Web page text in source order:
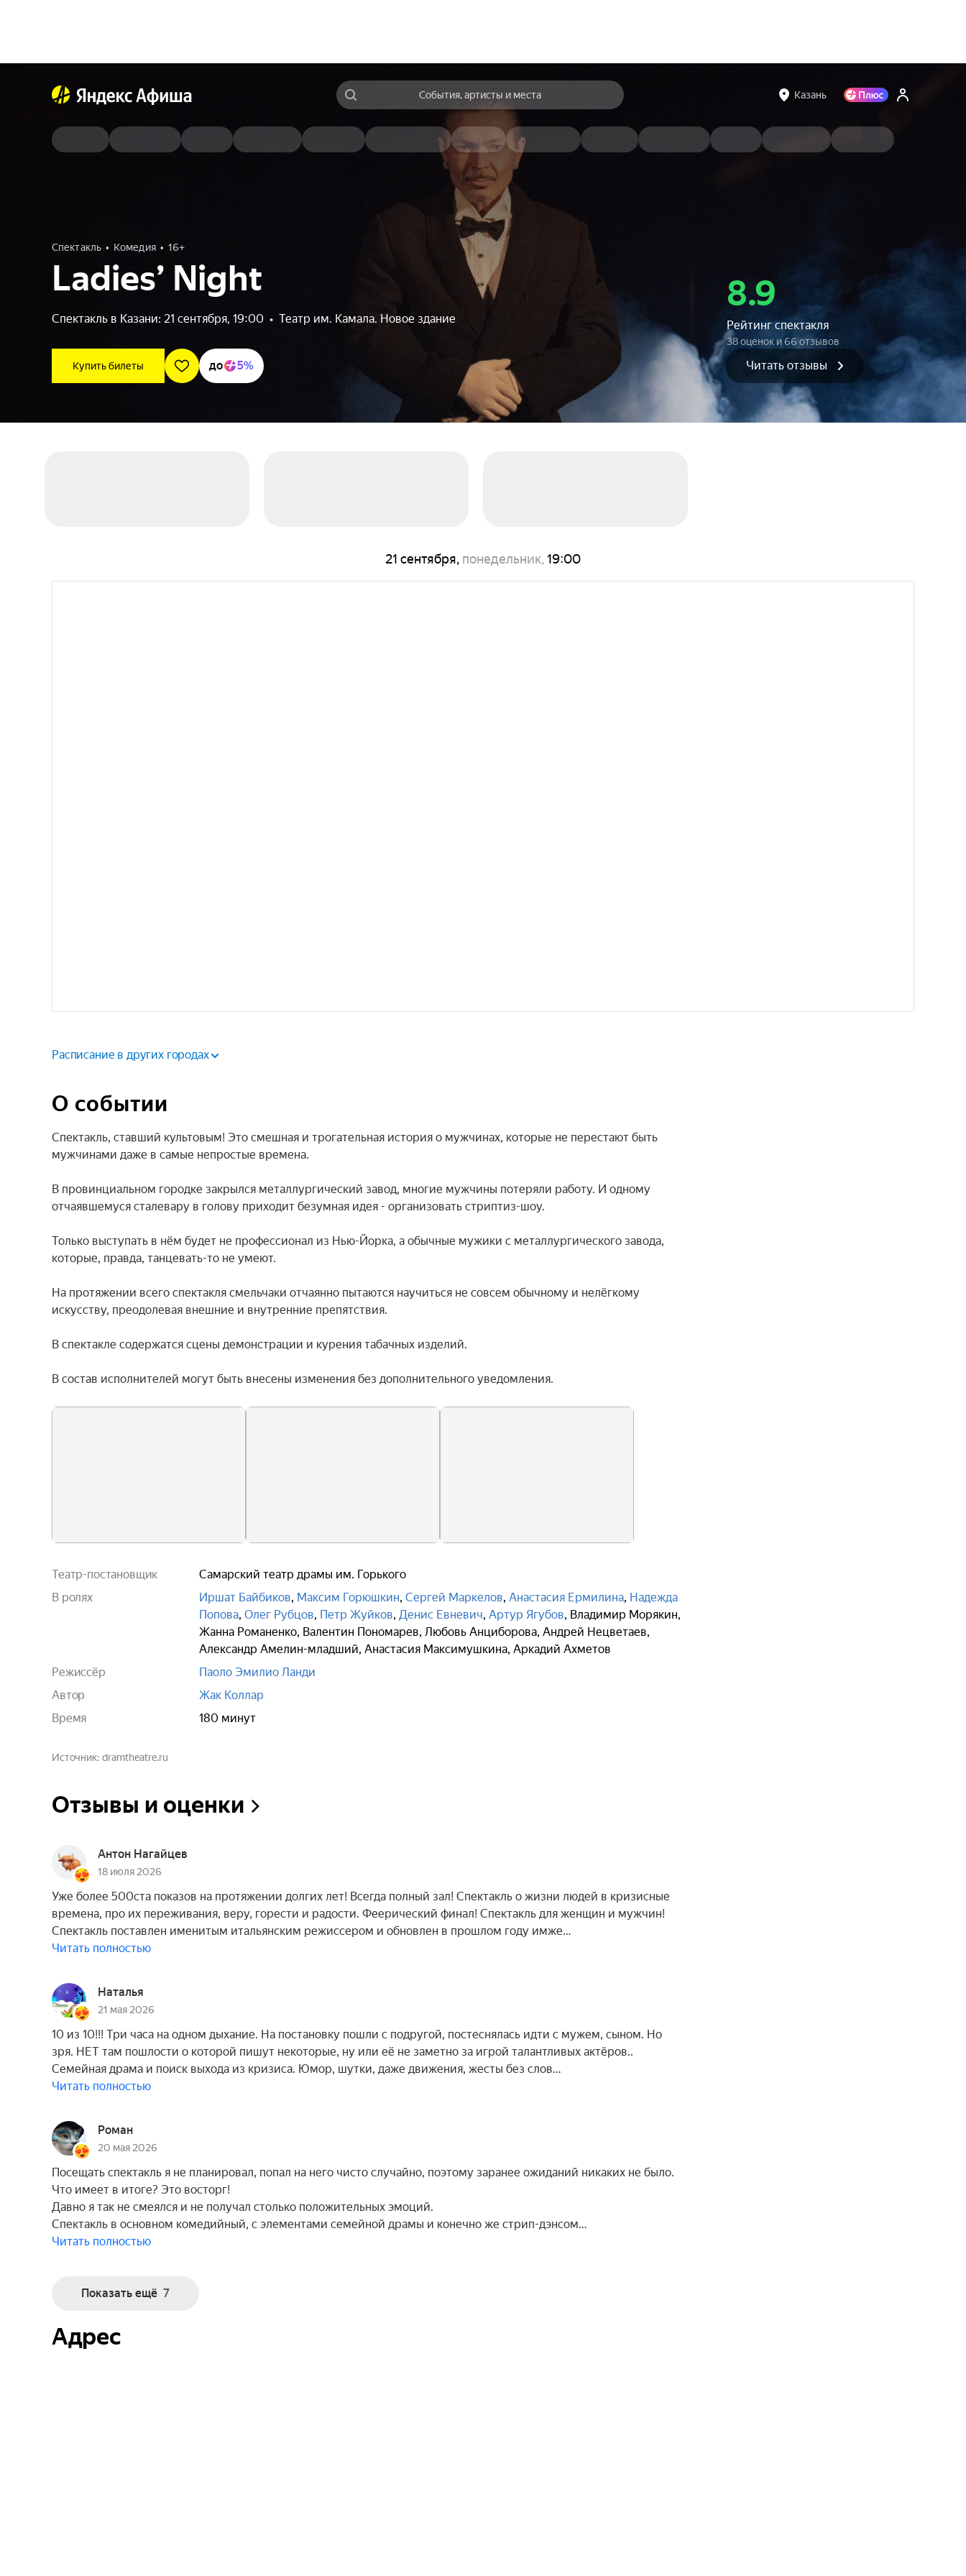
События, артисты и места Казань
Спектакль Комедия 16+
Ladies’ Night
Спектакль в Казани: 21 сентября, 19:00 • Театр им. Камала. Новое здание
Купить билеты до 5%
8.9
Рейтинг спектакля
38 оценок и 66 отзывов
Читать отзывы
21 сентября, понедельник, 19:00
Расписание в других городах
О событии
Спектакль, ставший культовым! Это смешная и трогательная история о мужчинах, которые не перестают быть
мужчинами даже в самые непростые времена.
В провинциальном городке закрылся металлургический завод, многие мужчины потеряли работу. И одному
отчаявшемуся сталевару в голову приходит безумная идея - организовать стриптиз-шоу.
Только выступать в нём будет не профессионал из Нью-Йорка, а обычные мужики с металлургического завода,
которые, правда, танцевать-то не умеют.
На протяжении всего спектакля смельчаки отчаянно пытаются научиться не совсем обычному и нелёгкому
искусству, преодолевая внешние и внутренние препятствия.
В спектакле содержатся сцены демонстрации и курения табачных изделий.
В состав исполнителей могут быть внесены изменения без дополнительного уведомления.
Театр-постановщик
Самарский театр драмы им. Горького
В ролях
Иршат Байбиков, Максим Горюшкин, Сергей Маркелов, Анастасия Ермилина, Надежда
Попова, Олег Рубцов, Петр Жуйков, Денис Евневич, Артур Ягубов, Владимир Морякин,
Жанна Романенко, Валентин Пономарев, Любовь Анциборова, Андрей Нецветаев,
Александр Амелин-младший, Анастасия Максимушкина, Аркадий Ахметов
Режиссёр
Паоло Эмилио Ланди
Автор
Жак Коллар
Время
180 минут
Источник dramtheatre.ru
Отзывы и оценки
Антон Нагайцев
18 июля 2026
Уже более 500ста показов на протяжении долгих лет! Всегда полный зал! Спектакль о жизни людей в кризисные
времена, про их переживания, веру, горести и радости. Феерический финал! Спектакль для женщин и мужчин!
Спектакль поставлен именитым итальянским режиссером и обновлен в прошлом году имже…
Читать полностью
Наталья
21 мая 2026
10 из 10!!! Три часа на одном дыхание. На постановку пошли с подругой, постеснялась идти с мужем, сыном. Но
зря. НЕТ там пошлости о которой пишут некоторые, ну или её не заметно за игрой талантливых актёров..
Семейная драма и поиск выхода из кризиса. Юмор, шутки, даже движения, жесты без слов…
Читать полностью
Роман
20 мая 2026
Посещать спектакль я не планировал, попал на него чисто случайно, поэтому заранее ожиданий никаких не было.
Что имеет в итоге? Это восторг!
Давно я так не смеялся и не получал столько положительных эмоций.
Спектакль в основном комедийный, с элементами семейной драмы и конечно же стрип-дэнсом…
Читать полностью
Показать ещё 7
Адрес